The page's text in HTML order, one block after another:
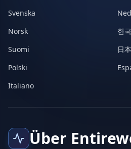
Svenska
Norsk
한
Suomi
日
Polski
Italiano
Über